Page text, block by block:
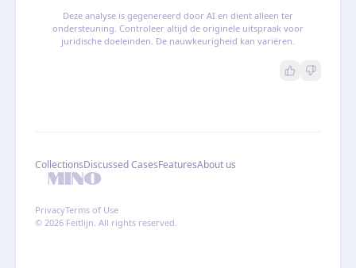
Deze analyse is gegenereerd door AI en dient alleen ter
ondersteuning. Controleer altijd de originele uitspraak voor
juridische doeleinden. De nauwkeurigheid kan variëren.
CollectionsDiscussed CasesFeaturesAbout us
PrivacyTerms of Use
© 2026 Feitlijn. All rights reserved.